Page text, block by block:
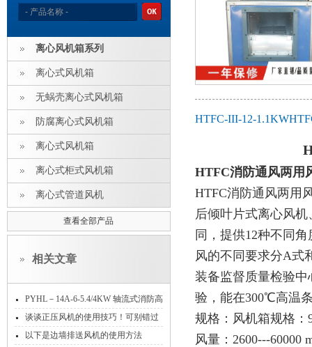
离心风机箱系列
离心式风机箱
无蜗壳离心式风机箱
防腐离心式风机箱
离心式风机箱
离心式柜式风机箱
离心式管道风机
查看全部产品
相关文章
PYHL－14A-6-5.4/4KW 轴流式消防高
温排烟混流风机
谈谈正压风机的使用技巧！可别错过
了！
以下是边墙排送风机的使用方法
HTFC-III-12-
HTFC消防通风两用
HTFC消防通风两用
后倾叶片式离心风
同，提供12种不同
风的不同要求分A式
装备监督质量检验中
验，能在300℃高温
规格：风机箱规格：
风量：2600---